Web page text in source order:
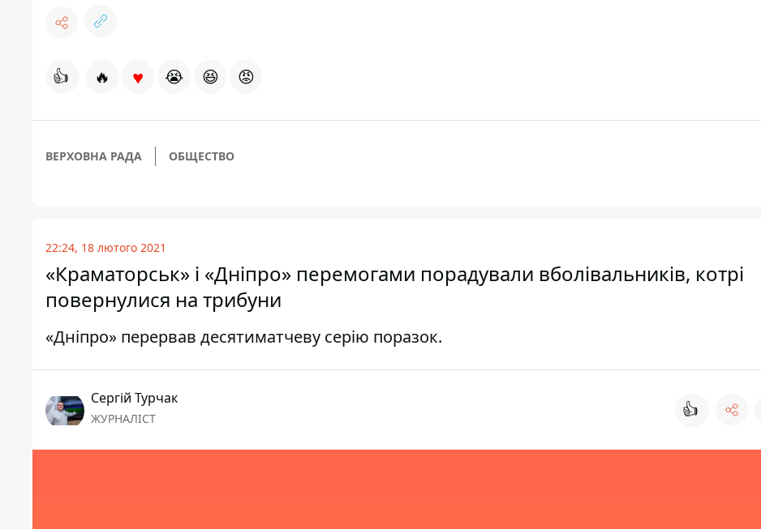
👍 🔥 ♥ 😭 😆 😡
ВЕРХОВНА РАДА ОБЩЕСТВО
22:24, 18 лютого 2021
«Краматорськ» і «Дніпро» перемогами порадували вболівальників, котрі
повернулися на трибуни
«Дніпро» перервав десятиматчеву серію поразок.
Сергій Турчак
ЖУРНАЛІСТ 👍